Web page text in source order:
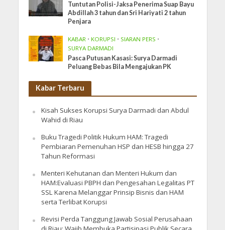
Tuntutan Polisi-Jaksa Penerima Suap Bayu
Abdillah 3 tahun dan Sri Hariyati 2 tahun
Penjara
KABAR • KORUPSI • SIARAN PERS •
SURYA DARMADI
Pasca Putusan Kasasi: Surya Darmadi
Peluang Bebas Bila Mengajukan PK
Kabar Terbaru
Kisah Sukses Korupsi Surya Darmadi dan Abdul
Wahid di Riau
Buku Tragedi Politik Hukum HAM: Tragedi
Pembiaran Pemenuhan HSP dan HESB hingga 27
Tahun Reformasi
Menteri Kehutanan dan Menteri Hukum dan
HAM:Evaluasi PBPH dan Pengesahan Legalitas PT
SSL Karena Melanggar Prinsip Bisnis dan HAM
serta Terlibat Korupsi
Revisi Perda Tanggung Jawab Sosial Perusahaan